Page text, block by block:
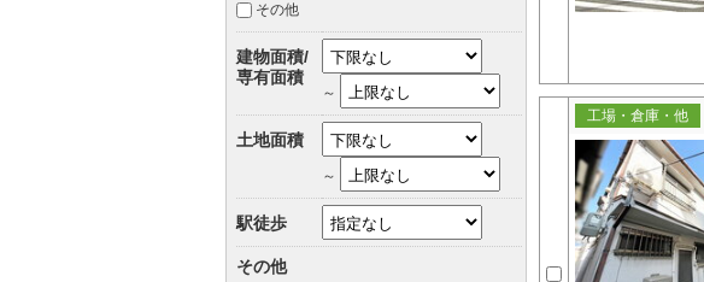
工場・倉庫・他
その他
建物面積/
専有面積
～
土地面積
～
駅徒歩
その他